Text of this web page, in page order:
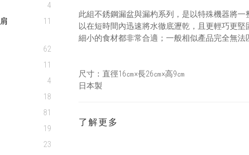
4
11
62
11
4
18
81
19
23
此組不銹鋼漏盆與漏杓系列，是以特殊機器將
以在短時間內迅速將水徹底瀝乾，且更輕巧更
細小的食材都非常合適；一般相似產品完全無法
尺寸：直徑16㎝×長26㎝×高9㎝
日本製
了解更多